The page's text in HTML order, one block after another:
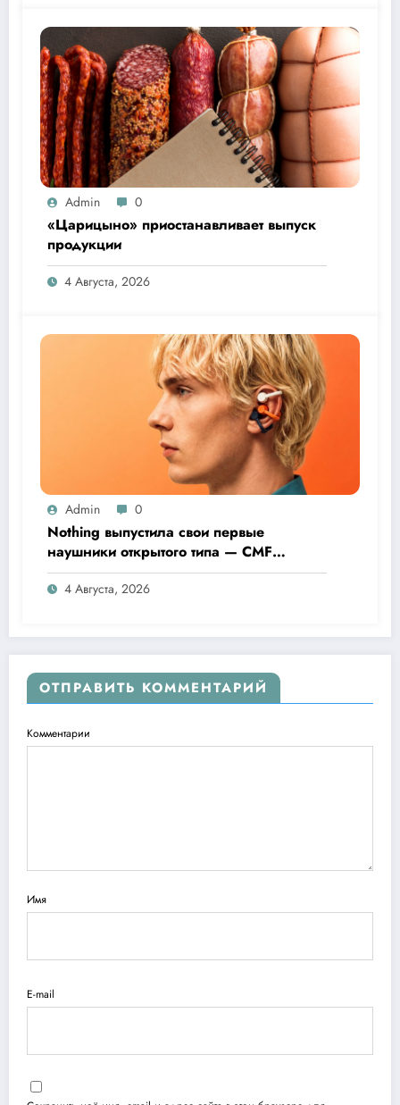
Admin 0
«Царицыно» приостанавливает выпуск
продукции
4 Августа, 2026
Admin 0
Nothing выпустила свои первые
наушники открытого типа — CMF
Clip Pro
4 Августа, 2026
ОТПРАВИТЬ КОММЕНТАРИЙ
Комментарии
Имя
E-mail